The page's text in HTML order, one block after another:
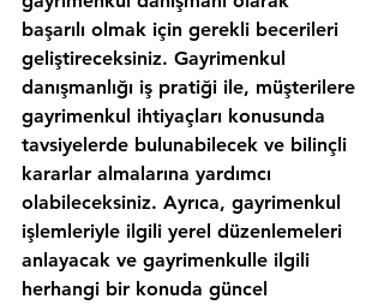
başarılı olmak için gerekli becerileri
geliştireceksiniz. Gayrimenkul
danışmanlığı iş pratiği ile, müşterilere
gayrimenkul ihtiyaçları konusunda
tavsiyelerde bulunabilecek ve bilinçli
kararlar almalarına yardımcı
olabileceksiniz. Ayrıca, gayrimenkul
işlemleriyle ilgili yerel düzenlemeleri
anlayacak ve gayrimenkulle ilgili
herhangi bir konuda güncel